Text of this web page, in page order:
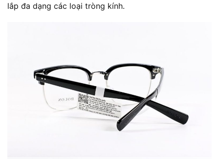
lắp đa dạng các loại tròng kính.